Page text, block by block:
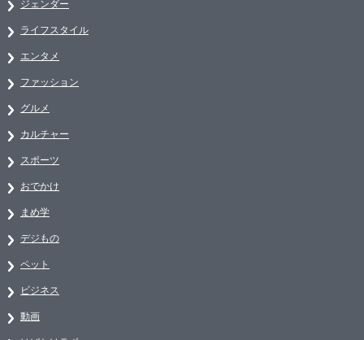
ジェンダー
ライフスタイル
エンタメ
ファッション
グルメ
カルチャー
スポーツ
おでかけ
まめ学
デジもの
ペット
ビジネス
動画